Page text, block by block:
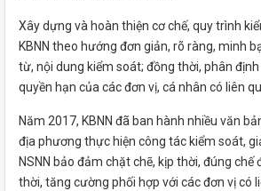
Xây dựng và hoàn thiện cơ chế, quy trình
KBNN theo hướng đơn giản, rõ ràng, minh
từ, nội dung kiểm soát; đồng thời, phân
quyền hạn của các đơn vị, cá nhân có liên
Năm 2017, KBNN đã ban hành nhiều văn
địa phương thực hiện công tác kiểm soát,
NSNN bảo đảm chặt chẽ, kịp thời, đúng chế
thời, tăng cường phối hợp với các đơn vị có